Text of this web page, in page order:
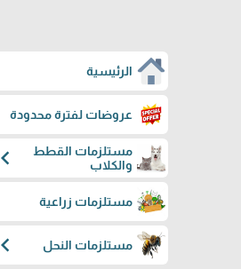
الرئيسية
عروضات لفترة محدودة
مستلزمات القطط
والكلاب
chevron_left
مستلزمات زراعية
مستلزمات النحل chevron_left